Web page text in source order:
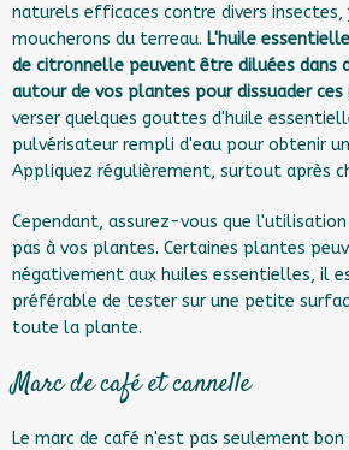
naturels efficaces contre divers insectes,
moucherons du terreau. L'huile
de citronnelle peuvent être diluées dans
autour de vos plantes pour dissuader ces
verser quelques gouttes d'huile
pulvérisateur rempli d'eau pour obtenir
Appliquez régulièrement, surtout après
Cependant, assurez-vous que
pas à vos plantes. Certaines plantes
négativement aux huiles essentielles, il
préférable de tester sur une petite
toute la plante.
Marc de café et cannelle
Le marc de café n'est pas seulement